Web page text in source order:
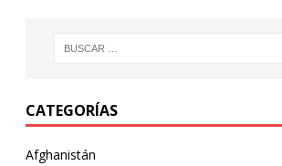
CATEGORÍAS
Afghanistán